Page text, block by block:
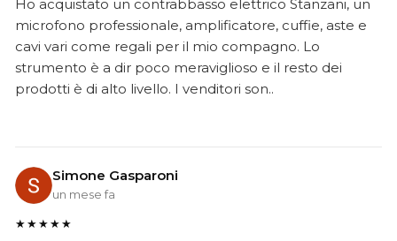
Ho acquistato un contrabbasso elettrico Stanzani, un
microfono professionale, amplificatore, cuffie, aste e
cavi vari come regali per il mio compagno. Lo
strumento è a dir poco meraviglioso e il resto dei
prodotti è di alto livello. I venditori son..
Simone Gasparoni
un mese fa
★★★★★